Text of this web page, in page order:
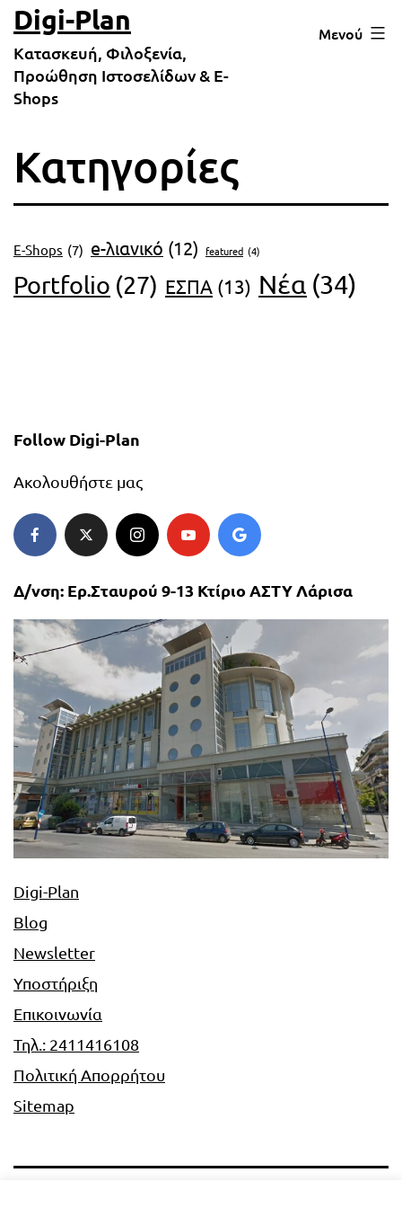
Μετάβαση
σε
περιεχόμενο
Digi-Plan
Κατασκευή, Φιλοξενία,
Προώθηση Ιστοσελίδων & E-
Shops
Μενού
Κατηγορίες
E-Shops (7) e-λιανικό (12) featured (4)
Portfolio (27) ΕΣΠΑ (13) Νέα (34)
Follow Digi-Plan
Ακολουθήστε μας
Δ/νση: Ερ.Σταυρού 9-13 Κτίριο ΑΣΤΥ Λάρισα
Digi-Plan
Blog
Newsletter
Υποστήριξη
Επικοινωνία
Τηλ.: 2411416108
Πολιτική Απορρήτου
Sitemap